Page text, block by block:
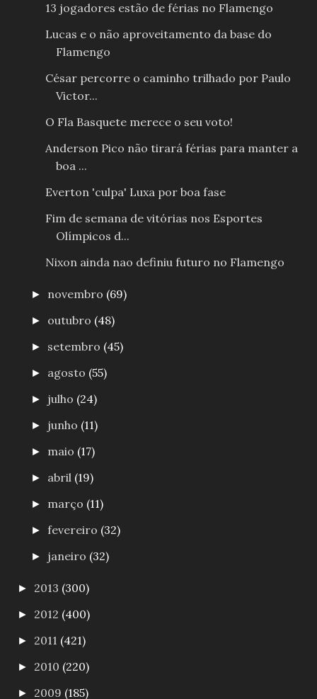
13 jogadores estão de férias no Flamengo
Lucas e o não aproveitamento da base do
Flamengo
César percorre o caminho trilhado por Paulo
Victor...
O Fla Basquete merece o seu voto!
Anderson Pico não tirará férias para manter a
boa ...
Everton 'culpa' Luxa por boa fase
Fim de semana de vitórias nos Esportes
Olímpicos d...
Nixon ainda nao definiu futuro no Flamengo
► novembro (69)
► outubro (48)
► setembro (45)
► agosto (55)
► julho (24)
► junho (11)
► maio (17)
► abril (19)
► março (11)
►fevereiro (32)
► janeiro (32)
► 2013 (300)
► 2012 (400)
► 2011 (421)
► 2010 (220)
► 2009 (185)